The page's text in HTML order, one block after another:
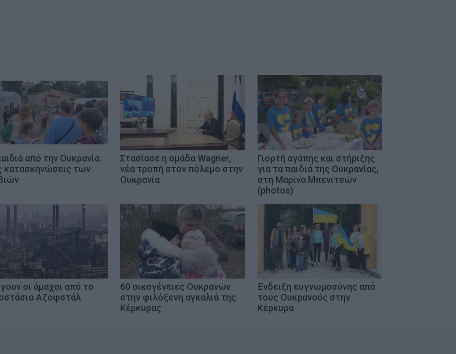
από την Ουκρανία
κατασκηνώσεις των
Στασίασε η ομάδα Wagner,
νέα τροπή στον πόλεμο στην
Ουκρανία
Γιορτή αγάπης και στήριξης
για τα παιδιά της Ουκρανίας,
στη Μαρίνα Μπενιτσών
(photos)
οι άμαχοι από το
Αζοφστάλ
60 οικογένειες Ουκρανών
στην φιλόξενη αγκαλιά της
Κέρκυρας
Ένδειξη ευγνωμοσύνης από
τους Ουκρανούς στην
Κέρκυρα